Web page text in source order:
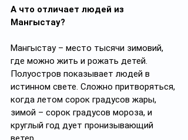
А что отличает людей из
Мангыстау?
Мангыстау – место тысячи зимовий,
где можно жить и рожать детей.
Полуостров показывает людей в
истинном свете. Сложно притворяться,
когда летом сорок градусов жары,
зимой – сорок градусов мороза, и
круглый год дует пронизывающий